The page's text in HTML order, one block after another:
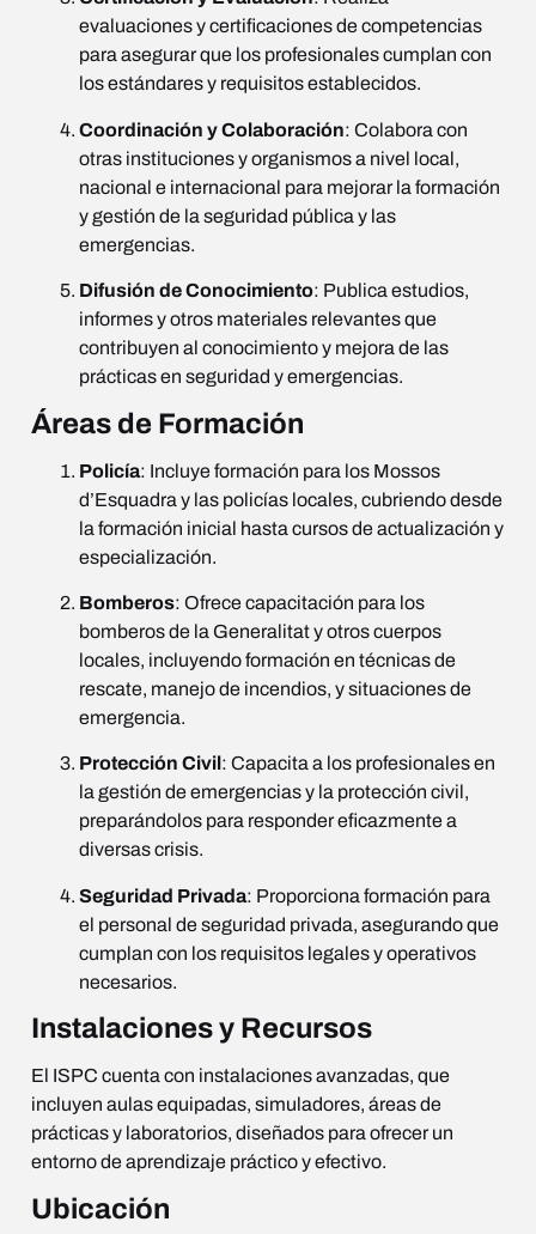
evaluaciones y certificaciones de competencias
para asegurar que los profesionales cumplan con
los estándares y requisitos establecidos.
Coordinación y Colaboración: Colabora con
otras instituciones y organismos a nivel local,
nacional e internacional para mejorar la formación
y gestión de la seguridad pública y las
emergencias.
Difusión de Conocimiento: Publica estudios,
informes y otros materiales relevantes que
contribuyen al conocimiento y mejora de las
prácticas en seguridad y emergencias.
Áreas de Formación
Policía: Incluye formación para los Mossos
d’Esquadra y las policías locales, cubriendo desde
la formación inicial hasta cursos de actualización y
especialización.
Bomberos: Ofrece capacitación para los
bomberos de la Generalitat y otros cuerpos
locales, incluyendo formación en técnicas de
rescate, manejo de incendios, y situaciones de
emergencia.
Protección Civil: Capacita a los profesionales en
la gestión de emergencias y la protección civil,
preparándolos para responder eficazmente a
diversas crisis.
Seguridad Privada: Proporciona formación para
el personal de seguridad privada, asegurando que
cumplan con los requisitos legales y operativos
necesarios.
Instalaciones y Recursos
El ISPC cuenta con instalaciones avanzadas, que
incluyen aulas equipadas, simuladores, áreas de
prácticas y laboratorios, diseñados para ofrecer un
entorno de aprendizaje práctico y efectivo.
Ubicación